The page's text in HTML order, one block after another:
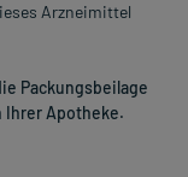
Arzneimittel
Packungsbeilage
Ihrer Apotheke.